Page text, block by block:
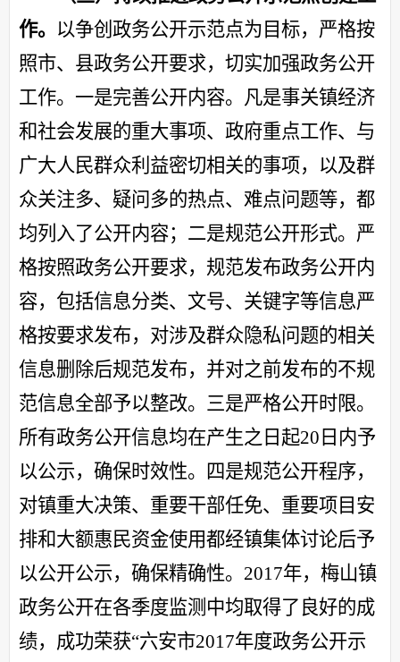
作。 以争创政务公开示范点为 目标，严格按
照市、 县政务公开要求，切实加强政务公开
工作。一是完善公开内容。凡是事关镇经济
和社会发展的重大事项、政府重点工作、与
广大人民群众利益密切相关的事项，以及群
众关注多、疑问多的热点、难点问题等，都
均列入了公开内容；二是规范公开形式。严
格按照政务公开要求，规范发布政务公开内
容，包括信息分类、文号、关键字等信息严
格按要求发布，对涉及群众隐私问题的相关
信息删除后规范发布，并对之前发布的不规
范信息全部予以整改。三是严格公开时限。
所有政务公开信息均在产生之日起20日内予
以公示，确保时效性。四是规范公开程序，
对镇重大决策、重要干部任免、重要项目安
排和大额惠民资金使用都经镇集体讨论后予
以公开公示，确保精确性。 2017年，梅山镇
政务公开在各季度监测中均取得了良好的成
绩，成功荣获“六安市2017年度政务公开示